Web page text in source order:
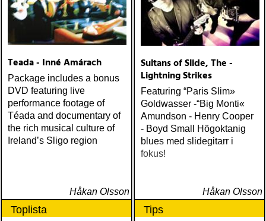
Traoré Beautiful Africa
(Nonesuch) Sam Baker Say
Grace (Sam Baker Music)
Guy Clark My Favorite
Richard Lindgren Driftwood
(Rootsy) Chip Taylor Block
Out The Sirens Of This
Lonely World (Trainwreck)
Nick Cave & The Bad
Seeds Push The Sky Away
(Bad Seed) Andi Almqvist
Warsaw Holiday (Rootsy)
Unheard Studio Sessions &
Demos 1971-1972
(Omnivore) Naturligtvis
Teada - Inné Amárach
Package includes a bonus
DVD featuring live
performance footage of
Téada and documentary of
the rich musical culture of
Ireland’s Sligo region
Håkan Olsson
Sultans of Slide, The -
Lightning Strikes
Featuring “Paris Slim»
Goldwasser -“Big Monti«
Amundson - Henry Cooper
- Boyd Small Högoktanig
blues med slidegitarr i
fokus!
Håkan Olsson
Toplista Tips